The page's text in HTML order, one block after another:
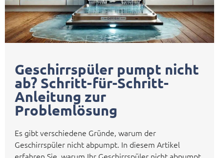
Geschirrspüler pumpt nicht
ab? Schritt-für-Schritt-
Anleitung zur
Problemlösung
Es gibt verschiedene Gründe, warum der
Geschirrspüler nicht abpumpt. In diesem Artikel